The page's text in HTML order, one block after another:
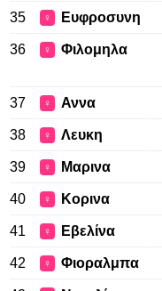
35 ♀ Ευφροσυνη
36 ♀ Φιλομηλα
37 ♀ Αννα
38 ♀ Λευκη
39 ♀ Μαρινα
40 ♀ Κορινα
41 ♀ Εβελίνα
42 ♀ Φιοραλμπα